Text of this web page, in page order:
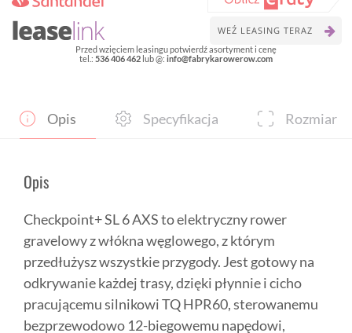
WEŹ LEASING TERAZ
Przed wzięciem leasingu potwierdź asortyment i cenę
tel.: 536 406 462 lub @: info@fabrykarowerow.com
Opis Specyfikacja Rozmiar
Opis
Checkpoint+ SL 6 AXS to elektryczny rower
gravelowy z włókna węglowego, z którym
przedłużysz wszystkie przygody. Jest gotowy na
odkrywanie każdej trasy, dzięki płynnie i cicho
pracującemu silnikowi TQ HPR60, sterowanemu
bezprzewodowo 12-biegowemu napędowi,